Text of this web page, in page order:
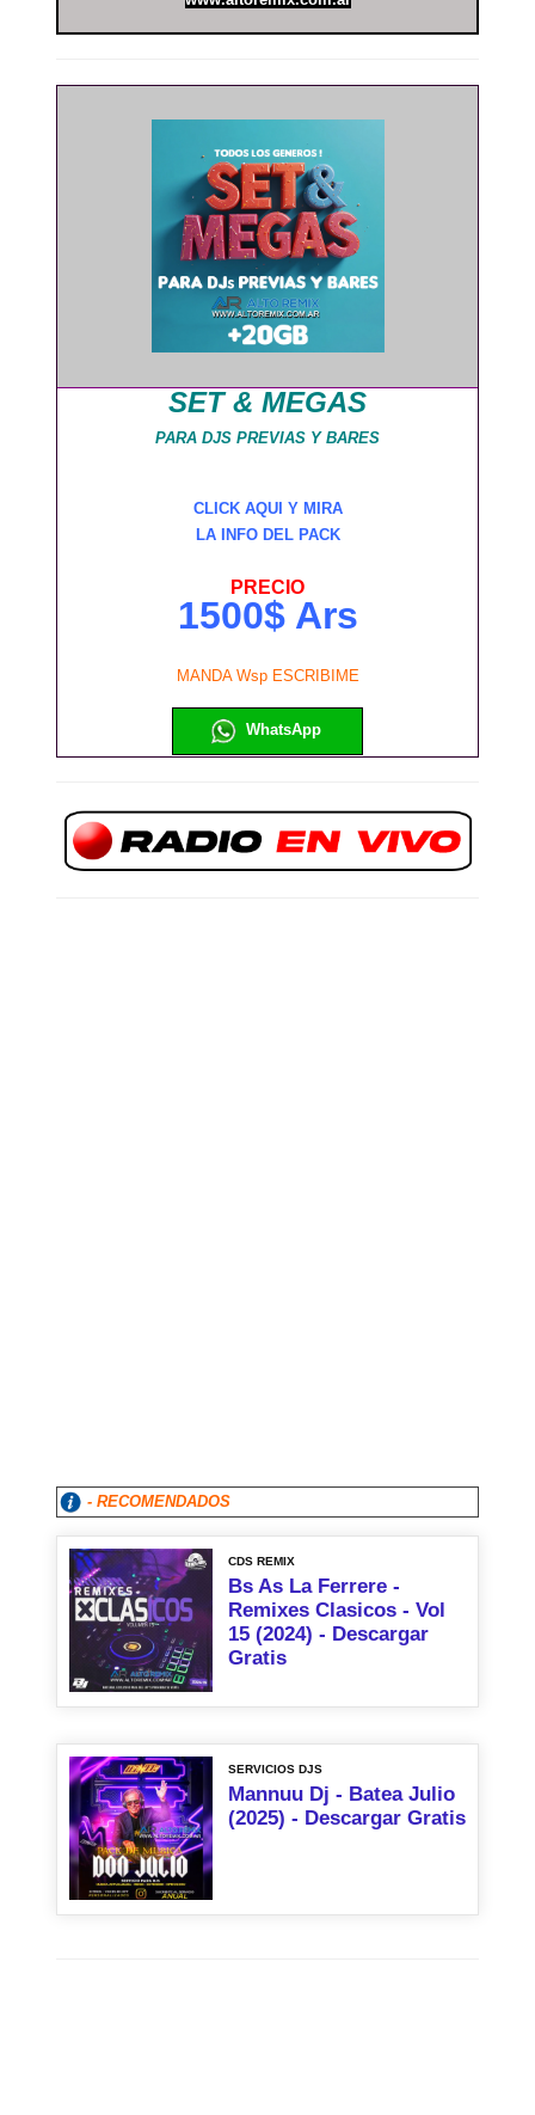
SET & MEGAS
PARA DJS PREVIAS Y BARES
CLICK AQUI Y MIRA
LA INFO DEL PACK
PRECIO
1500$ Ars
MANDA Wsp ESCRIBIME
WhatsApp
- RECOMENDADOS
CDS REMIX
Bs As La Ferrere -
Remixes Clasicos - Vol
15 (2024) - Descargar
Gratis
SERVICIOS DJS
Mannuu Dj - Batea Julio
(2025) - Descargar Gratis